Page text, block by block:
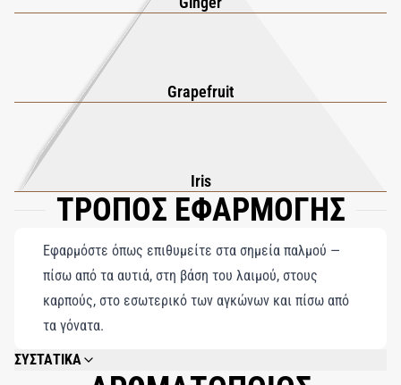
Grapefruit
Iris
ΤΡΟΠΟΣ ΕΦΑΡΜΟΓΗΣ
Εφαρμόστε όπως επιθυμείτε στα σημεία παλμού —
πίσω από τα αυτιά, στη βάση του λαιμού, στους
καρπούς, στο εσωτερικό των αγκώνων και πίσω από
τα γόνατα.
ΣΥΣΤΑΤΙΚΑ
ALCOHOL DENAT., PARFUM (FRAGRANCE), AQUA (WATER), LIMONENE,